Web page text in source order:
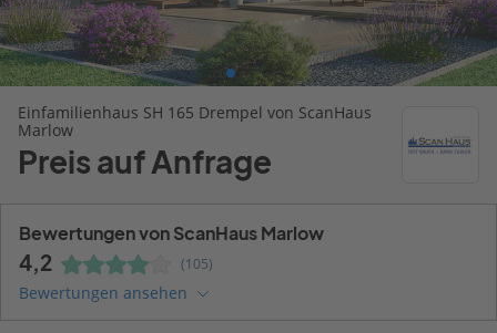
Einfamilienhaus SH 165 Drempel von ScanHaus
Marlow
Preis auf Anfrage
Bewertungen von ScanHaus Marlow
4,2 (105)
Bewertungen ansehen